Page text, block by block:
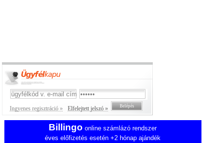
Ingyenes regisztráció » Elfelejtett jelszó »
Billingo online számlázó rendszer
éves előfizetés esetén +2 hónap ajándék